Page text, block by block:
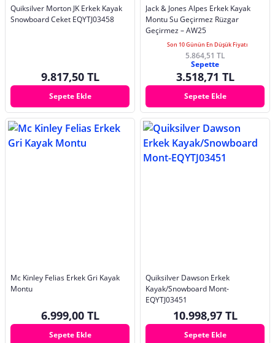
Quiksilver Morton JK Erkek Kayak
Snowboard Ceket EQYTJ03458
9.817,50 TL
Sepete Ekle
Jack & Jones Alpes Erkek Kayak
Montu Su Geçirmez Rüzgar
Geçirmez – AW25
Son 10 Günün En Düşük Fiyatı
5.864,51 TL
Sepette
3.518,71 TL
Sepete Ekle
Mc Kinley Felias Erkek Gri Kayak
Montu
6.999,00 TL
Sepete Ekle
Quiksilver Dawson Erkek
Kayak/Snowboard Mont-
EQYTJ03451
10.998,97 TL
Sepete Ekle